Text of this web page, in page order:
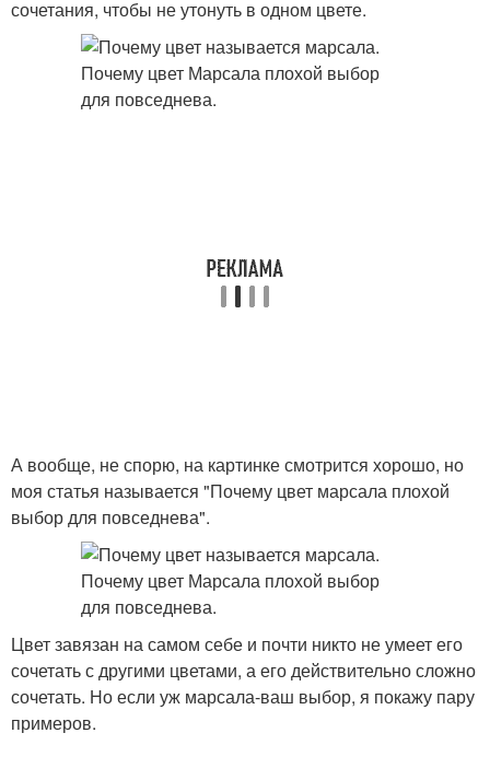
сочетания, чтобы не утонуть в одном цвете.
А вообще, не спорю, на картинке смотрится хорошо, но
моя статья называется "Почему цвет марсала плохой
выбор для повседнева".
Цвет завязан на самом себе и почти никто не умеет его
сочетать с другими цветами, а его действительно сложно
сочетать. Но если уж марсала-ваш выбор, я покажу пару
примеров.